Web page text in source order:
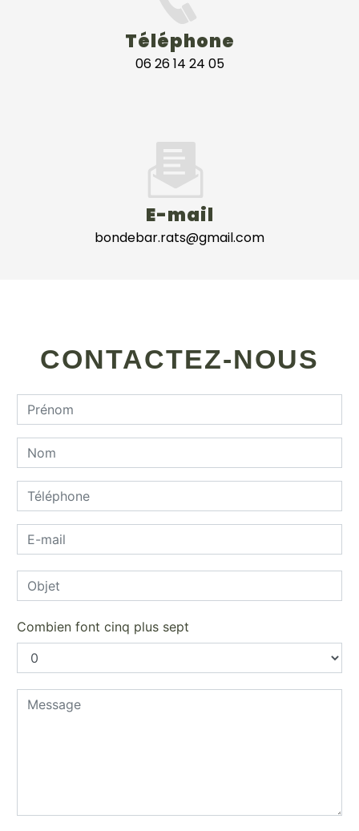
Téléphone
06 26 14 24 05
E-mail
bondebar.rats@gmail.com
CONTACTEZ-NOUS
Combien font cinq plus sept